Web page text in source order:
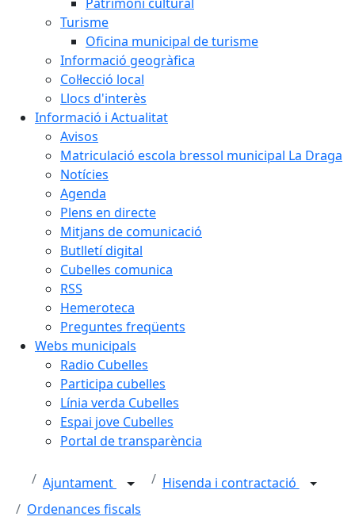
Turisme
Oficina municipal de turisme
Informació geogràfica
Col·lecció local
Llocs d'interès
Informació i Actualitat
Avisos
Matriculació escola bressol municipal La Draga
Notícies
Agenda
Plens en directe
Mitjans de comunicació
Butlletí digital
Cubelles comunica
RSS
Hemeroteca
Preguntes freqüents
Webs municipals
Radio Cubelles
Participa cubelles
Línia verda Cubelles
Espai jove Cubelles
Portal de transparència
Ajuntament
Hisenda i contractació
Ordenances fiscals